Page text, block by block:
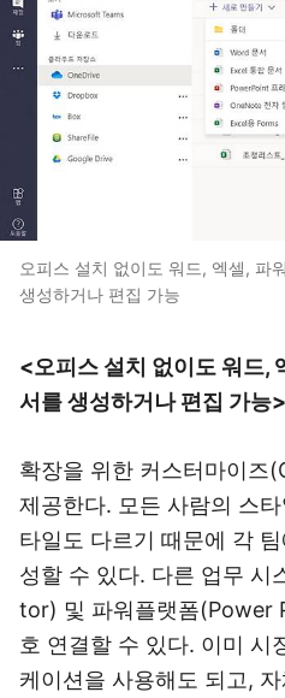
오피스 설치 없이도 워드, 엑셀, 파
생성하거나 편집 가능
<오피스 설치 없이도 워드,
서를 생성하거나 편집 가능>
확장을 위한 커스터마이즈
제공한다. 모든 사람의 스
타일도 다르기 때문에 각
성할 수 있다. 다른 업무 시
tor) 및 파워플랫폼(Power
호 연결할 수 있다. 이미 시
케이션을 사용해도 되고,